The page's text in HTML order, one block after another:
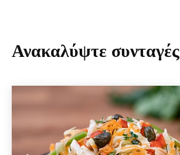
Ανακαλύψτε συνταγές